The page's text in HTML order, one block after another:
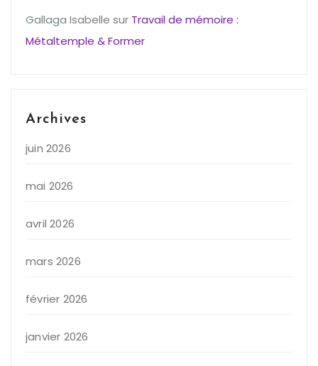
Gallaga Isabelle sur Travail de mémoire :
Métaltemple & Former
Archives
juin 2026
mai 2026
avril 2026
mars 2026
février 2026
janvier 2026